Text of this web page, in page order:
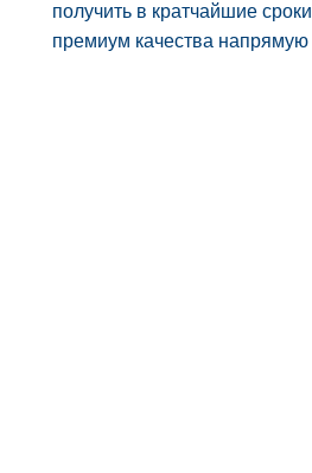
получить в кратчайшие
премиум качества напрямую